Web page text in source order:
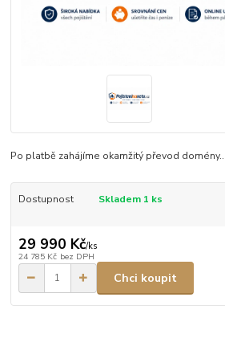
Po platbě zahájíme okamžitý převod domény...
Dostupnost Skladem 1 ks
29 990 Kč/ks
24 785 Kč bez DPH
Chci koupit